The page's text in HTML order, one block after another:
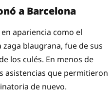
a Barcelona
apariencia como el
blaugrana, fue de sus
los culés. En menos de
asistencias que permitieron
de nuevo.